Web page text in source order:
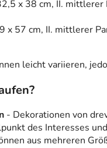
x 38 cm, II. mittlerer
x 57 cm, II. mittlerer
leicht variieren,
- Dekorationen von
des Interesses
aus mehreren